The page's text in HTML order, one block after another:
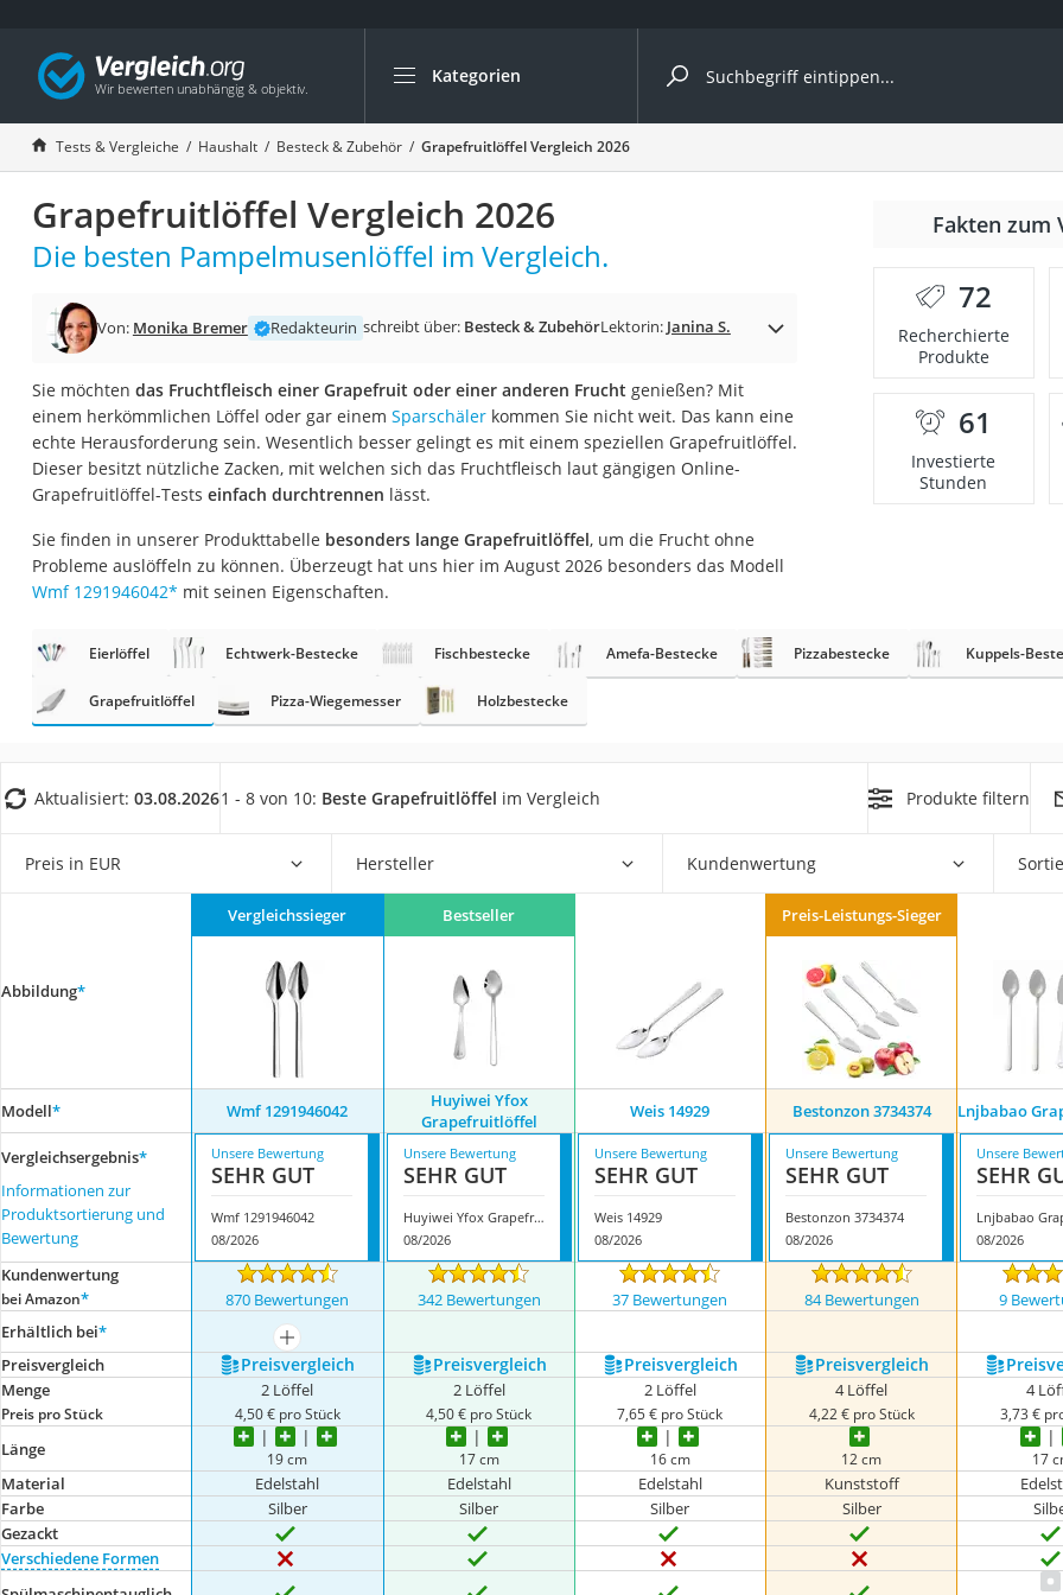
Kategorien
Die beliebtesten Vergleiche nach Kategorie
Haushalt
Wassersprudler
Zentralstaubsauger
Brotbackautomat
Wäschespinne
Spülmaschinentabs
Akku-Staubsauger
Eierkocher
Saug-Wisch-Roboter
Handstaubsauger
Kondenstrockner
Reiskocher
Ecovacs-Saugroboter
Nespresso-Maschine
Messerschärfer
Tests & Vergleiche Haushalt Besteck & Zubehör Grapefruitlöffel Vergleich 2026
Grapefruitlöffel Vergleich 2026
Die besten Pampelmusenlöffel im Vergleich.
Von: Monika Bremer Redakteurin schreibt über: Besteck & ZubehörLektorin: Janina S.
Sie möchten das Fruchtfleisch einer Grapefruit oder einer anderen Frucht genießen? Mit
einem herkömmlichen Löffel oder gar einem Sparschälerkommen Sie nicht weit. Das kann eine
echte Herausforderung sein. Wesentlich besser gelingt es mit einem speziellen Grapefruitlöffel.
Dieser besitzt nützliche Zacken, mit welchen sich das Fruchtfleisch laut gängigen Online-
Grapefruitlöffel-Tests einfach durchtrennen lässt.
Sie finden in unserer Produkttabelle besonders lange Grapefruitlöffel, um die Frucht ohne
Probleme auslöffeln zu können. Überzeugt hat uns hier im August 2026 besonders das Modell
Wmf 1291946042* mit seinen Eigenschaften.
Fakten zum
72
Recherchierte
Produkte
61
Investierte
Stunden
Eierlöffel Echtwerk-Bestecke Fischbestecke Amefa-Bestecke Pizzabestecke Kuppels-
Grapefruitlöffel Pizza-Wiegemesser Holzbestecke
Aktualisiert: 03.08.20261 - 8 von 10: Beste Grapefruitlöffel im Vergleich Produkte filtern
Preis in EUR Hersteller Kundenwertung
Abbildung*
Vergleichssieger Bestseller Preis-Leistungs-Sieger
Modell* Wmf 1291946042
Huyiwei Yfox
Grapefruitlöffel
Weis 14929 Bestonzon 3734374 Lnjbabao
Vergleichsergebnis*
Informationen zur
Produktsortierung und
Bewertung
Unsere Bewertung
SEHR GUT
Wmf 1291946042
08/2026
Unsere Bewertung
SEHR GUT
Huyiwei Yfox Grapefruitlöffel
08/2026
Unsere Bewertung
SEHR GUT
Weis 14929
08/2026
Unsere Bewertung
SEHR GUT
Bestonzon 3734374
08/2026
Unsere
SEHR
08/2026
Kundenwertung
bei Amazon* 870 Bewertungen 342 Bewertungen 37 Bewertungen 84 Bewertungen
9
Erhältlich bei*
mehr anzeigen
Preis­vergleich
Preis­vergleich Preis­vergleich Preis­vergleich Preis­vergleich
Menge
Preis pro Stück
2 Löffel
4,50 € pro Stück
2 Löffel
4,50 € pro Stück
2 Löffel
7,65 € pro Stück
4 Löffel
4,22 € pro Stück
4
3,73 €
Länge 19 cm 17 cm 16 cm 12 cm 17
Material Edelstahl Edelstahl Edelstahl Kunststoff
Farbe
Silber Silber Silber Silber
Gezackt
Verschiedene Formen